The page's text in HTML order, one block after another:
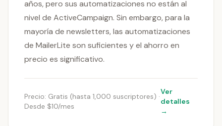
años, pero sus automatizaciones no están al
nivel de ActiveCampaign. Sin embargo, para la
mayoría de newsletters, las automatizaciones
de MailerLite son suficientes y el ahorro en
precio es significativo.
Precio: Gratis (hasta 1,000 suscriptores) ·
Desde $10/mes
Ver
detalles
→